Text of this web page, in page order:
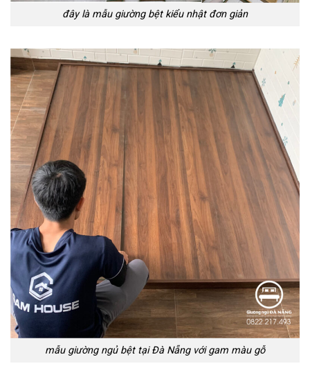
đây là mẫu giường bệt kiểu nhật đơn giản
mẫu giường ngủ bệt tại Đà Nẵng với gam màu gỗ